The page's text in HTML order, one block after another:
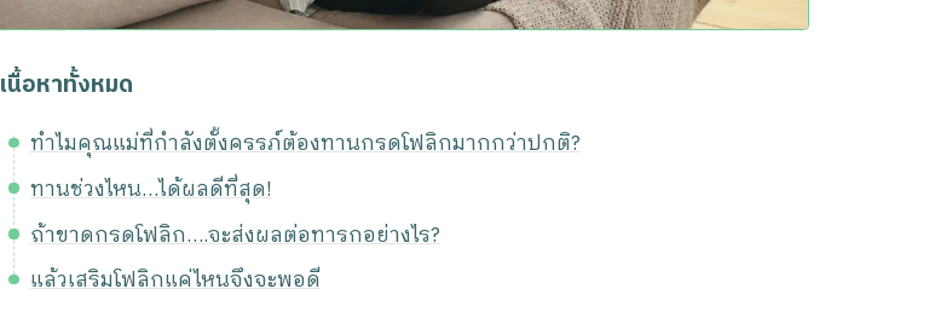
เนื้อหาทั้งหมด
ทำไมคุณแม่ที่กำลังตั้งครรภ์ต้องทานกรดโฟลิกมากกว่าปกติ?
ทานช่วงไหน…ได้ผลดีที่สุด!
ถ้าขาดกรดโฟลิก….จะส่งผลต่อทารกอย่างไร?
แล้วเสริมโฟลิกแค่ไหนจึงจะพอดี